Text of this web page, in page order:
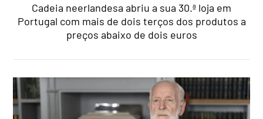
Cadeia neerlandesa abriu a sua 30.ª loja em
Portugal com mais de dois terços dos produtos a
preços abaixo de dois euros